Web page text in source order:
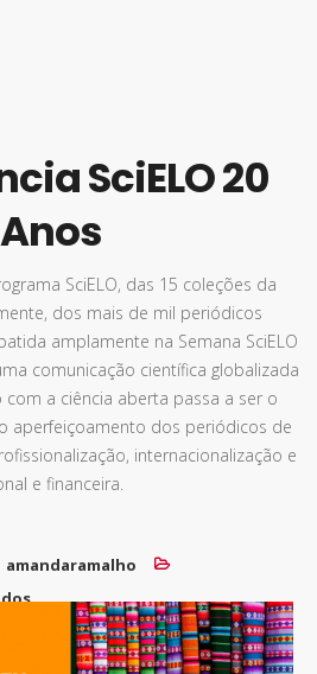
SciELO 20
Anos
SciELO, das 15 coleções da
dos mais de mil periódicos
amplamente na Semana SciELO
comunicação científica globalizada
com a ciência aberta passa a ser o
aperfeiçoamento dos periódicos de
internacionalização e
e financeira.
amandaramalho
em Conferência SciELO 20 Anos